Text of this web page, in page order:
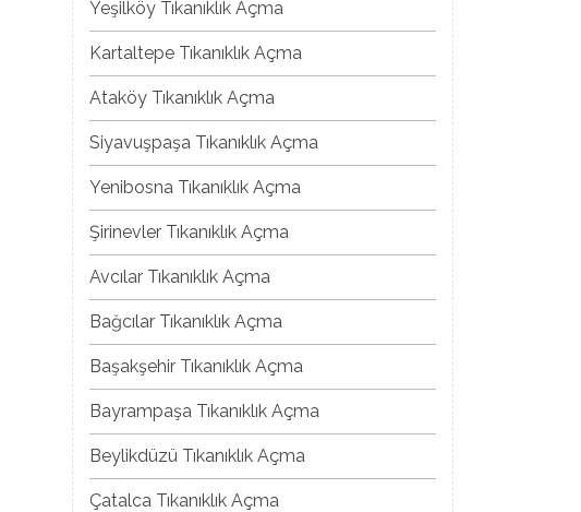
Yeşilköy Tıkanıklık Açma
Kartaltepe Tıkanıklık Açma
Ataköy Tıkanıklık Açma
Siyavuşpaşa Tıkanıklık Açma
Yenibosna Tıkanıklık Açma
Şirinevler Tıkanıklık Açma
Avcılar Tıkanıklık Açma
Bağcılar Tıkanıklık Açma
Başakşehir Tıkanıklık Açma
Bayrampaşa Tıkanıklık Açma
Beylikdüzü Tıkanıklık Açma
Çatalca Tıkanıklık Açma